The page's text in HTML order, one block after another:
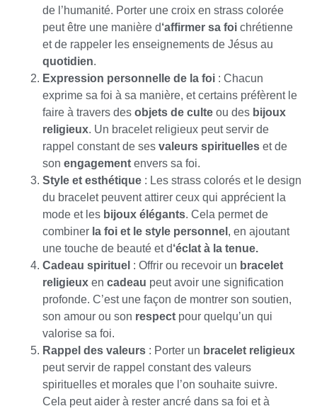
de l’humanité. Porter une croix en strass colorée
peut être une manière d‘affirmer sa foi chrétienne
et de rappeler les enseignements de Jésus au
quotidien.
Expression personnelle de la foi : Chacun
exprime sa foi à sa manière, et certains préfèrent le
faire à travers des objets de culte ou des bijoux
religieux. Un bracelet religieux peut servir de
rappel constant de ses valeurs spirituelles et de
son engagement envers sa foi.
Style et esthétique : Les strass colorés et le design
du bracelet peuvent attirer ceux qui apprécient la
mode et les bijoux élégants. Cela permet de
combiner la foi et le style personnel , en ajoutant
une touche de beauté et d‘éclat à la tenue.
Cadeau spirituel : Offrir ou recevoir un bracelet
religieux en cadeau peut avoir une signification
profonde. C’est une façon de montrer son soutien,
son amour ou son respect pour quelqu’un qui
valorise sa foi.
Rappel des valeurs : Porter un bracelet religieux
peut servir de rappel constant des valeurs
spirituelles et morales que l’on souhaite suivre.
Cela peut aider à rester ancré dans sa foi et à